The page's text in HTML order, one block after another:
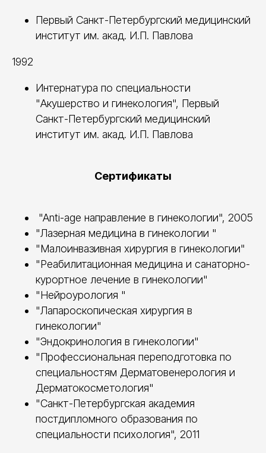
Первый Санкт-Петербургский медицинский
институт им. акад. И.П. Павлова
1992
Интернатура по специальности
"Акушерство и гинекология", Первый
Санкт-Петербургский медицинский
институт им. акад. И.П. Павлова
Сертификаты
"Anti-age направление в гинекологии", 2005
"Лазерная медицина в гинекологии "
"Малоинвазивная хирургия в гинекологии"
"Реабилитационная медицина и санаторно-
курортное лечение в гинекологии"
"Нейроурология "
"Лапароскопическая хирургия в
гинекологии"
"Эндокринология в гинекологии"
"Профессиональная переподготовка по
специальностям Дерматовенерология и
Дерматокосметология"
"Санкт-Петербургская академия
постдипломного образования по
специальности психология", 2011